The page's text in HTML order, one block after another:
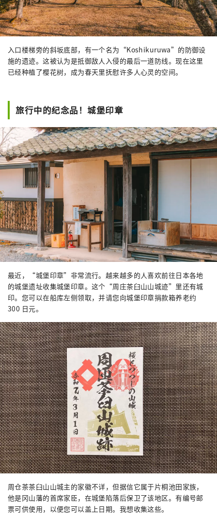
入口楼梯旁的斜坂底部，有一个名为“Koshikuruwa”的防御设
施的遗迹。这被认为是抵御敌人入侵的最后一道防线。现在这里
已经种植了樱花树，成为春天里抚慰许多人心灵的空间。
旅行中的纪念品！城堡印章
最近，“城堡印章”非常流行。越来越多的人喜欢前往日本各地
的城堡遗址收集城堡印章。这个“周庄茶臼山山城迹”里还有城
印。您可以在船库左侧领取，并请您向城堡印章捐款箱养老约
300 日元。
周仓茶茶臼山山城主的家徽不详，但据信它属于片桐池田家族，
他是冈山藩的首席家臣，在城堡陷落后保卫了该地区。有编号邮
票可供使用，以便您可以盖上日期。我想收集这些。